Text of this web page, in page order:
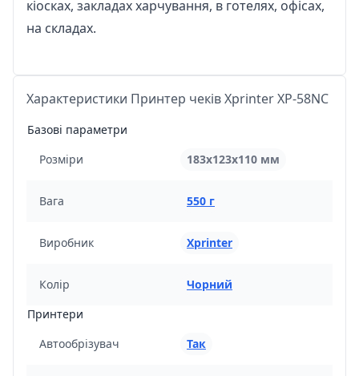
кіосках, закладах харчування, в готелях, офісах,
на складах.
Характеристики Принтер чеків Xprinter XP-58NC
Базові параметри
Розміри
183х123х110 мм
Вага 550 г
Виробник Xprinter
Колір
Чорний
Принтери
Автообрізувач
Так